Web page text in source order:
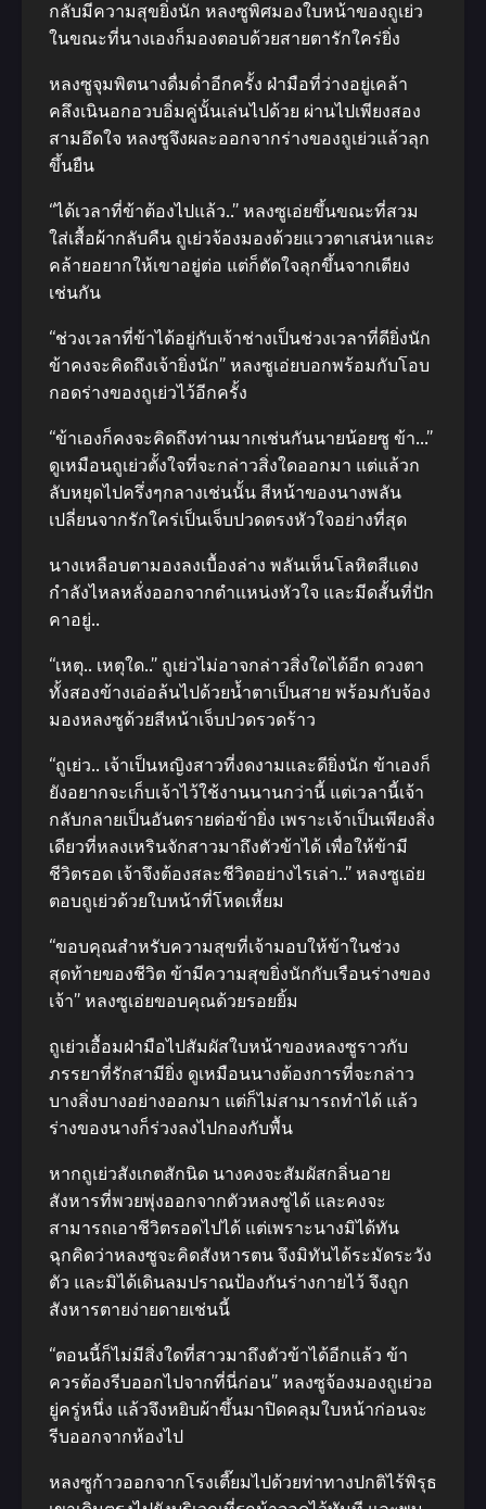
กลับมีความสุขยิ่งนัก หลงซูพิศมองใบหน้าของถูเย่ว
ในขณะที่นางเองก็มองตอบด้วยสายตารักใคร่ยิ่ง
หลงซูจุมพิตนางดื่มด่ำอีกครั้ง ฝ่ามือที่ว่างอยู่เคล้า
คลึงเนินอกอวบอิ่มคู่นั้นเล่นไปด้วย ผ่านไปเพียงสอง
สามอึดใจ หลงซูจึงผละออกจากร่างของถูเย่วแล้วลุก
ขึ้นยืน
“ได้เวลาที่ข้าต้องไปแล้ว..” หลงซูเอ่ยขึ้นขณะที่สวม
ใส่เสื้อผ้ากลับคืน ถูเย่วจ้องมองด้วยแววตาเสน่หาและ
คล้ายอยากให้เขาอยู่ต่อ แต่ก็ตัดใจลุกขึ้นจากเตียง
เช่นกัน
“ช่วงเวลาที่ข้าได้อยู่กับเจ้าช่างเป็นช่วงเวลาที่ดียิ่งนัก
ข้าคงจะคิดถึงเจ้ายิ่งนัก” หลงซูเอ่ยบอกพร้อมกับโอบ
กอดร่างของถูเย่วไว้อีกครั้ง
“ข้าเองก็คงจะคิดถึงท่านมากเช่นกันนายน้อยซู ข้า…”
ดูเหมือนถูเย่วตั้งใจที่จะกล่าวสิ่งใดออกมา แต่แล้วก
ลับหยุดไปครึ่งๆกลางเช่นนั้น สีหน้าของนางพลัน
เปลี่ยนจากรักใคร่เป็นเจ็บปวดตรงหัวใจอย่างที่สุด
นางเหลือบตามองลงเบื้องล่าง พลันเห็นโลหิตสีแดง
กำลังไหลหลั่งออกจากตำแหน่งหัวใจ และมีดสั้นที่ปัก
คาอยู่..
“เหตุ.. เหตุใด..” ถูเย่วไม่อาจกล่าวสิ่งใดได้อีก ดวงตา
ทั้งสองข้างเอ่อล้นไปด้วยน้ำตาเป็นสาย พร้อมกับจ้อง
มองหลงซูด้วยสีหน้าเจ็บปวดรวดร้าว
“ถูเย่ว.. เจ้าเป็นหญิงสาวที่งดงามและดียิ่งนัก ข้าเองก็
ยังอยากจะเก็บเจ้าไว้ใช้งานนานกว่านี้ แต่เวลานี้เจ้า
กลับกลายเป็นอันตรายต่อข้ายิ่ง เพราะเจ้าเป็นเพียงสิ่ง
เดียวที่หลงเหรินจักสาวมาถึงตัวข้าได้ เพื่อให้ข้ามี
ชีวิตรอด เจ้าจึงต้องสละชีวิตอย่างไรเล่า..” หลงซูเอ่ย
ตอบถูเย่วด้วยใบหน้าที่โหดเหี้ยม
“ขอบคุณสำหรับความสุขที่เจ้ามอบให้ข้าในช่วง
สุดท้ายของชีวิต ข้ามีความสุขยิ่งนักกับเรือนร่างของ
เจ้า” หลงซูเอ่ยขอบคุณด้วยรอยยิ้ม
ถูเย่วเอื้อมฝ่ามือไปสัมผัสใบหน้าของหลงซูราวกับ
ภรรยาที่รักสามียิ่ง ดูเหมือนนางต้องการที่จะกล่าว
บางสิ่งบางอย่างออกมา แต่ก็ไม่สามารถทำได้ แล้ว
ร่างของนางก็ร่วงลงไปกองกับพื้น
หากถูเย่วสังเกตสักนิด นางคงจะสัมผัสกลิ่นอาย
สังหารที่พวยพุ่งออกจากตัวหลงซูได้ และคงจะ
สามารถเอาชีวิตรอดไปได้ แต่เพราะนางมิได้ทัน
ฉุกคิดว่าหลงซูจะคิดสังหารตน จึงมิทันได้ระมัดระวัง
ตัว และมิได้เดินลมปราณป้องกันร่างกายไว้ จึงถูก
สังหารตายง่ายดายเช่นนี้
“ตอนนี้ก็ไม่มีสิ่งใดที่สาวมาถึงตัวข้าได้อีกแล้ว ข้า
ควรต้องรีบออกไปจากที่นี่ก่อน” หลงซูจ้องมองถูเย่วอ
ยู่ครู่หนึ่ง แล้วจึงหยิบผ้าขึ้นมาปิดคลุมใบหน้าก่อนจะ
รีบออกจากห้องไป
หลงซูก้าวออกจากโรงเตี๊ยมไปด้วยท่าทางปกติไร้พิรุธ